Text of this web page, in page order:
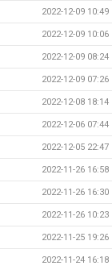
2022-12-09 10:49
2022-12-09 10:06
2022-12-09 08:24
2022-12-09 07:26
2022-12-08 18:14
2022-12-06 07:44
2022-12-05 22:47
2022-11-26 16:58
2022-11-26 16:30
2022-11-26 10:23
2022-11-25 19:26
2022-11-24 16:18